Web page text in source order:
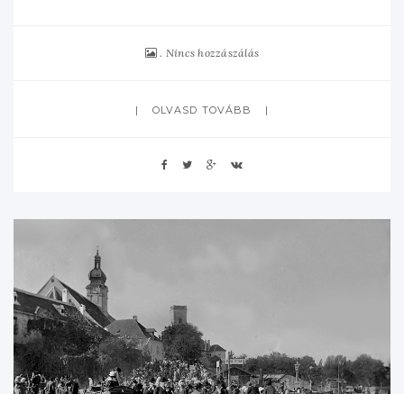
Nincs hozzászálás
OLVASD TOVÁBB